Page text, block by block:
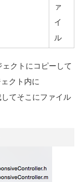
ァ
イ
ル
クトにコピーして
クト内に
てそこにファイル